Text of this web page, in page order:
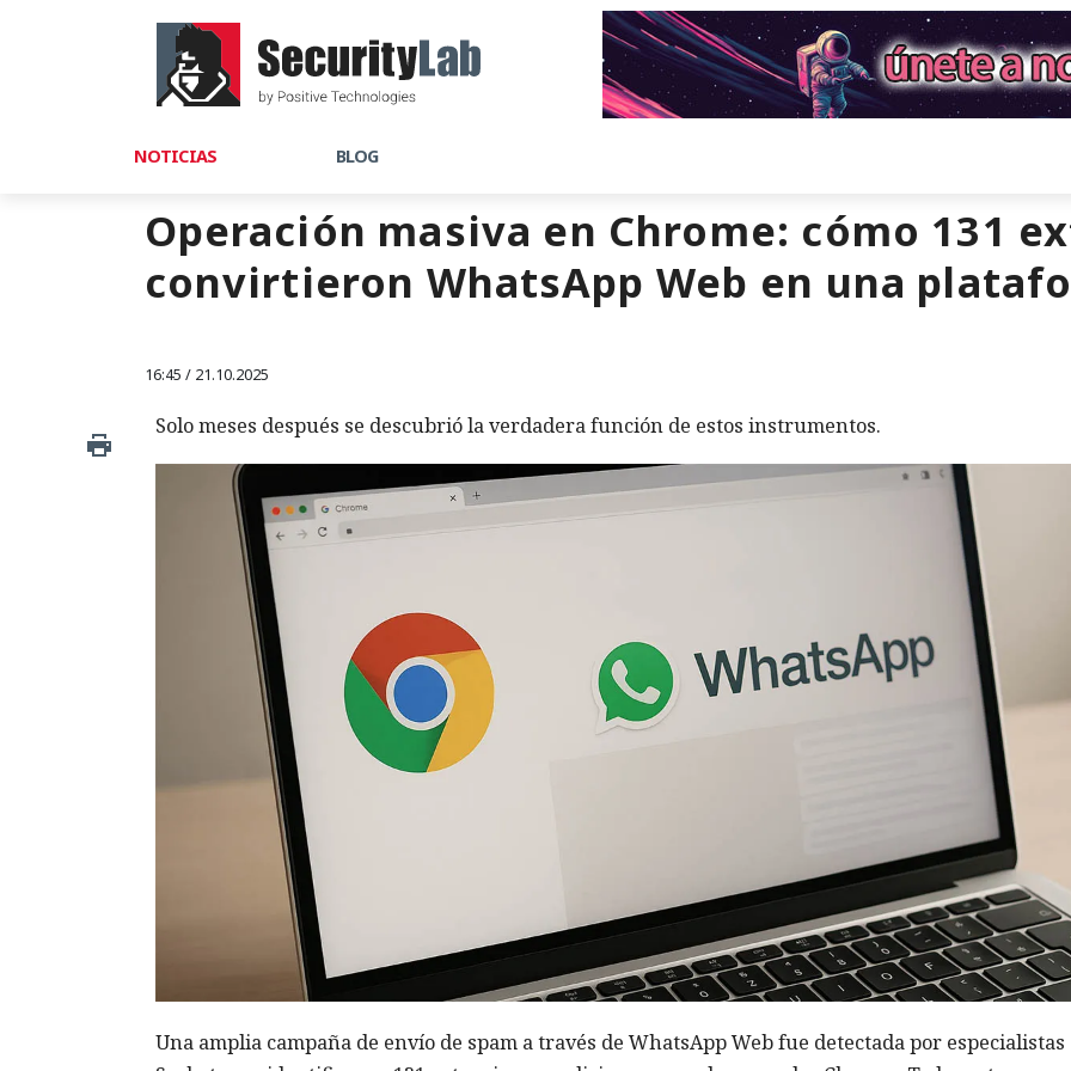
NOTICIAS BLOG
Operación masiva en Chrome: cómo 131
convirtieron WhatsApp Web en una
16:45 / 21.10.2025
Solo meses después se descubrió la verdadera función de estos instrumentos.
Una amplia campaña de envío de spam a través de WhatsApp Web fue detectada por especialistas